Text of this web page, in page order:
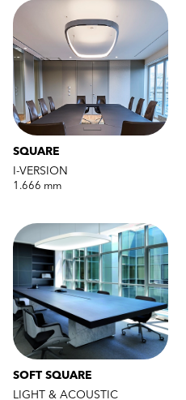
SQUARE
I-VERSION
1.666 mm
SOFT SQUARE
LIGHT & ACOUSTIC